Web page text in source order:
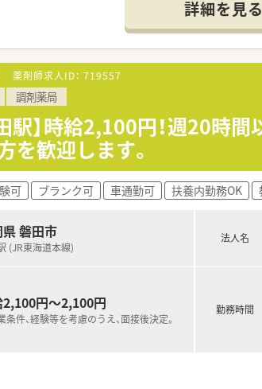
店舗展開中の大手調剤薬局グループです。
病院門前・マンツーマン型・医療モール型・
発の調剤システムで、現場薬剤師の業務を
のシステムを導入することで業務効率化を
には業界でいち早くAI技術を駆使したシス
剤師が働きやすい環境が整っています。
務へも積極的に取り組んでおり、地域連携
詳細を見る
薬剤師求人ID： 719557
調剤薬局
駅】時給2,100円！週20時
を歓迎します。
可 ブランク可 車通勤可 扶養内勤務OK
磐田市
(JR東海道本線)
2,100円～2,100円
件、経験等を考慮のうえ、面接後決定。
法人名
勤務時間